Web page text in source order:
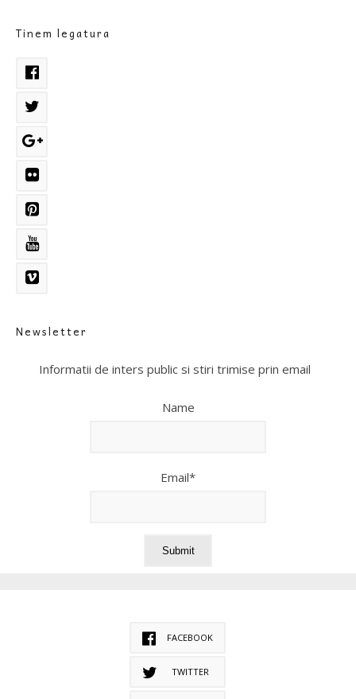
Tinem legatura
Newsletter
Informatii de inters public si stiri trimise prin email
Name
Email*
FACEBOOK
TWITTER